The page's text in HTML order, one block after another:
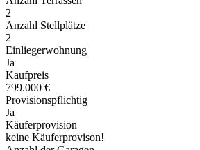
2
Anzahl Stellplätze
2
Einliegerwohnung
Ja
Kaufpreis
799.000 €
Provisionspflichtig
Ja
Käuferprovision
keine Käuferprovison!